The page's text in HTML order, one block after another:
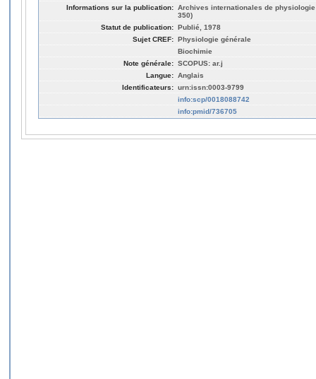
Informations sur la publication: Archives internationales de
350)
Statut de publication: Publié, 1978
Sujet CREF: Physiologie générale
Biochimie
Note générale: SCOPUS: ar.j
Langue: Anglais
Identificateurs: urn:issn:0003-9799
info:scp/0018088742
info:pmid/736705